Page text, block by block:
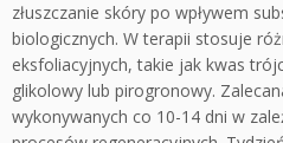
złuszczanie skóry po wpływem
biologicznych. W terapii stosuje
eksfoliacyjnych, takie jak kwas
glikolowy lub pirogronowy.
wykonywanych co 10-14 dni w